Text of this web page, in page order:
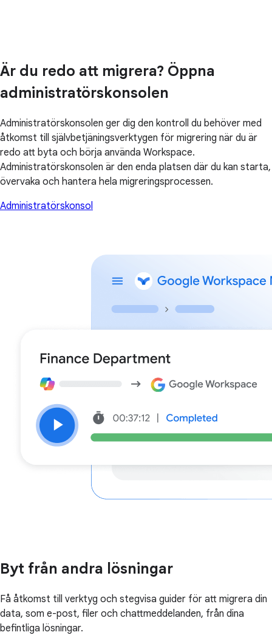
Är du redo att migrera? Öppna
administratörskonsolen
Administratörskonsolen ger dig den kontroll du behöver med
åtkomst till självbetjäningsverktygen för migrering när du är
redo att byta och börja använda Workspace.
Administratörskonsolen är den enda platsen där du kan starta,
övervaka och hantera hela migreringsprocessen.
Administratörskonsol
Byt från andra lösningar
Få åtkomst till verktyg och stegvisa guider för att migrera din
data, som e-post, filer och chattmeddelanden, från dina
befintliga lösningar.